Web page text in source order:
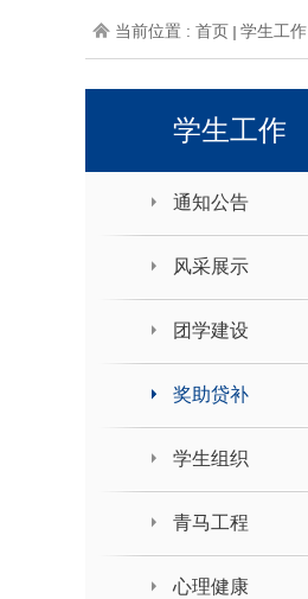
当前位置 : 首页 学生工作
学生工作
通知公告
风采展示
团学建设
奖助贷补
学生组织
青马工程
心理健康